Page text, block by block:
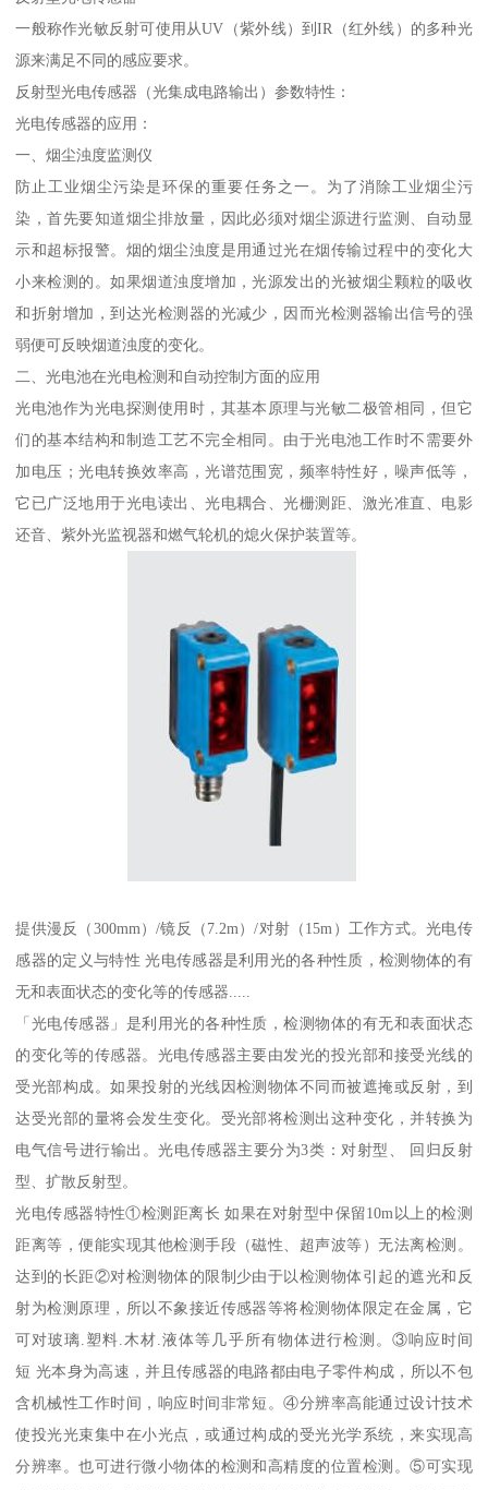
一般称作光敏反射可使用从UV（紫外线）到IR（红外线）的多种光
源来满足不同的感应要求。
反射型光电传感器（光集成电路输出）参数特性：
光电传感器的应用：
一、烟尘浊度监测仪
防止工业烟尘污染是环保的重要任务之一。为了消除工业烟尘污
染，首先要知道烟尘排放量，因此必须对烟尘源进行监测、自动显
示和超标报警。烟的烟尘浊度是用通过光在烟传输过程中的变化大
小来检测的。如果烟道浊度增加，光源发出的光被烟尘颗粒的吸收
和折射增加，到达光检测器的光减少，因而光检测器输出信号的强
弱便可反映烟道浊度的变化。
二、光电池在光电检测和自动控制方面的应用
光电池作为光电探测使用时，其基本原理与光敏二极管相同，但它
们的基本结构和制造工艺不完全相同。由于光电池工作时不需要外
加电压；光电转换效率高，光谱范围宽，频率特性好，噪声低等，
它已广泛地用于光电读出、光电耦合、光栅测距、激光准直、电影
还音、紫外光监视器和燃气轮机的熄火保护装置等。
提供漫反（300mm）/镜反（7.2m）/对射（15m）工作方式。光电传
感器的定义与特性 光电传感器是利用光的各种性质，检测物体的有
无和表面状态的变化等的传感器.....
「光电传感器」是利用光的各种性质，检测物体的有无和表面状态
的变化等的传感器。光电传感器主要由发光的投光部和接受光线的
受光部构成。如果投射的光线因检测物体不同而被遮掩或反射，到
达受光部的量将会发生变化。受光部将检测出这种变化，并转换为
电气信号进行输出。光电传感器主要分为3类：对射型、 回归反射
型、扩散反射型。
光电传感器特性①检测距离长 如果在对射型中保留10m以上的检测
距离等，便能实现其他检测手段（磁性、超声波等）无法离检测。
达到的长距②对检测物体的限制少由于以检测物体引起的遮光和反
射为检测原理，所以不象接近传感器等将检测物体限定在金属，它
可对玻璃.塑料.木材.液体等几乎所有物体进行检测。③响应时间
短 光本身为高速，并且传感器的电路都由电子零件构成，所以不包
含机械性工作时间，响应时间非常短。④分辨率高能通过设计技术
使投光光束集中在小光点，或通过构成的受光光学系统，来实现高
分辨率。也可进行微小物体的检测和高精度的位置检测。⑤可实现